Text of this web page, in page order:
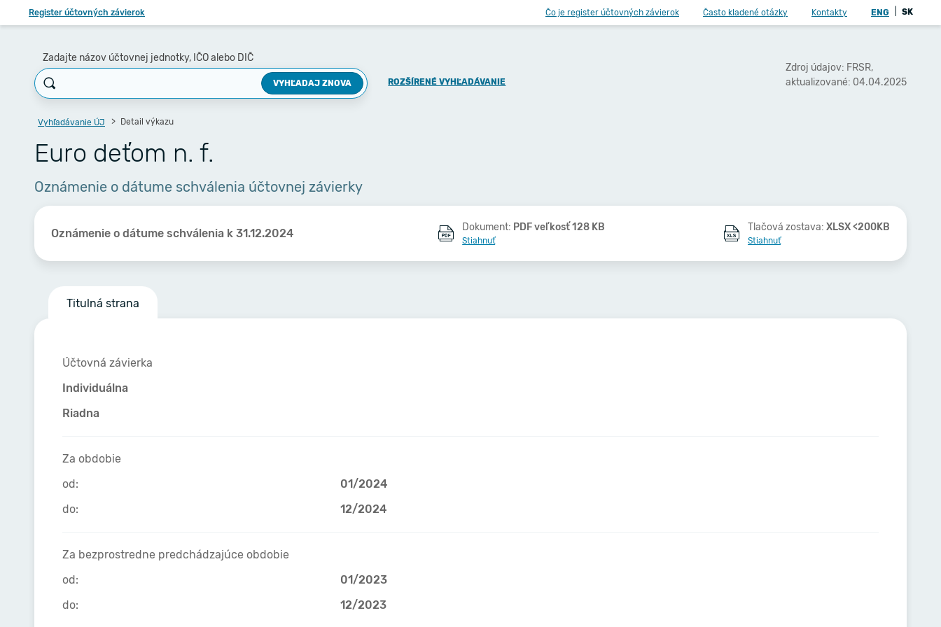
Register účtovných závierok Čo je register účtovných závierok Často kladené otázky Kontakty ENG SK
Zadajte názov účtovnej jednotky, IČO alebo DIČ
VYHĽADAJ ZNOVA ROZŠÍRENÉ VYHĽADÁVANIE
Zdroj údajov: FRSR,
aktualizované: 04.04.2025
Vyhľadávanie ÚJ Detail výkazu
Euro deťom n. f.
Oznámenie o dátume schválenia účtovnej závierky
Oznámenie o dátume schválenia k 31.12.2024 Dokument: PDF veľkosť 128 KB
Stiahnuť
Tlačová zostava: XLSX <200KB
Stiahnuť
Titulná strana
Účtovná závierka
Individuálna
Riadna
Za obdobie
od:
01/2024
do:
12/2024
Za bezprostredne predchádzajúce obdobie
od:
01/2023
do:
12/2023